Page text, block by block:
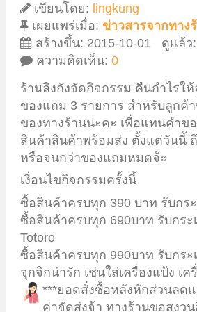
เขียนโดย: lingkung
เผยแพร่เมื่อ: ข่าวสารจากทาง
สร้างขึ้น: 2015-10-01
ดูแล้ว:
ความคิดเห็น: 0
ร้านลิงกังจัดกิจกรรม คืนกำไรใ
ของแถม 3 รายการ สำหรับลูกค้
ของทางร้านนะคะ เพื่อแทนคำข
สินค้าสินค้าพร้อมส่ง ตั้งแต่วันนี้
หรือจนกว่าของแถมหมดจ้ะ
เงื่อนไขกิจกรรมครั้งนี้
ซื้อสินค้าครบทุก 390 บาท รับกระ
ซื้อสินค้าครบทุก 690บาท รับกระ
Totoro
ซื้อสินค้าครบทุก 990บาท รับกระ
จุกจิกน่ารัก เช่นใส่เครื่องแป้ง เค
***ยอดสั่งซื้อหลังหักส่วนลด
ค่าจัดส่งจ้า ทางร้านขอสงว